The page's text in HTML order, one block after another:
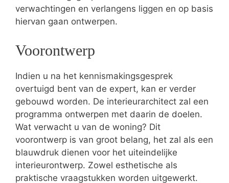
verwachtingen en verlangens liggen en op basis
hiervan gaan ontwerpen.
Voorontwerp
Indien u na het kennismakingsgesprek
overtuigd bent van de expert, kan er verder
gebouwd worden. De interieurarchitect zal een
programma ontwerpen met daarin de doelen.
Wat verwacht u van de woning? Dit
voorontwerp is van groot belang, het zal als een
blauwdruk dienen voor het uiteindelijke
interieurontwerp. Zowel esthetische als
praktische vraagstukken worden uitgewerkt.